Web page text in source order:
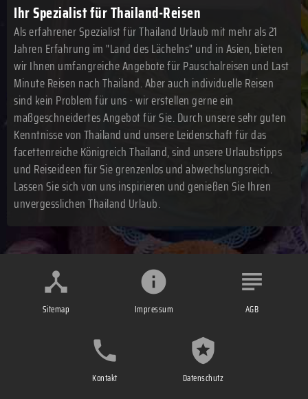
Ihr Spezialist für Thailand-Reisen
Als erfahrener Spezialist für Thailand Urlaub mit mehr als 21
Jahren Erfahrung im "Land des Lächelns" und in Asien, bieten
wir Ihnen umfangreiche Angebote für Pauschalreisen und Last
Minute Reisen nach Thailand. Aber auch individuelle Reisen
sind kein Problem für uns - wir erstellen gerne ein
maßgeschneidertes Angebot für Sie. Durch unsere sehr guten
Kenntnisse von Thailand und unsere Leidenschaft für das
facettenreiche Königreich Thailand, sind unsere Urlaubstipps
und Reiseideen für Sie grenzenlos und abwechslungsreich.
Lassen Sie sich von uns inspirieren und genießen Sie Ihren
unvergesslichen Thailand Urlaub.
Sitemap Impressum AGB
Kontakt Datenschutz